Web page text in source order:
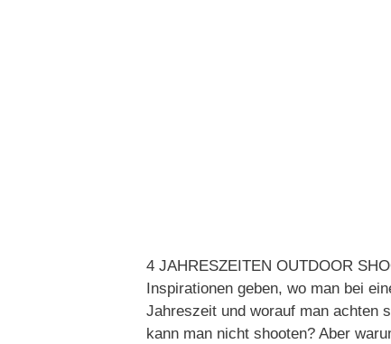
4 JAHRESZEITEN OUTDOOR
Inspirationen geben, wo man bei
Jahreszeit und worauf man achten
kann man nicht shooten? Aber